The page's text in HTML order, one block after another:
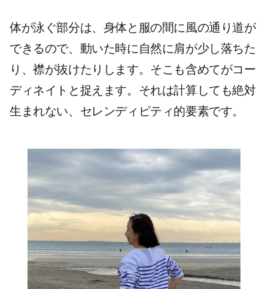
体が泳ぐ部分は、身体と服の間に風の通り道が
できるので、動いた時に自然に肩が少し落ちた
り、襟が抜けたりします。そこも含めてがコー
ディネイトと捉えます。それは計算しても絶対
生まれない、セレンディピティ的要素です。